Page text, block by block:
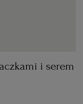
i serem